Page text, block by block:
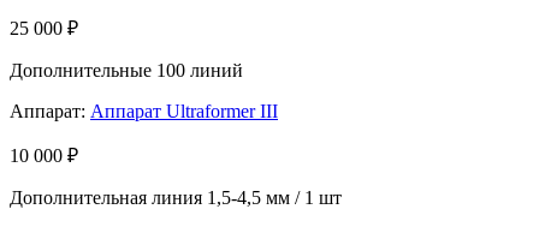
25 000 ₽
Дополнительные 100 линий
Аппарат: Аппарат Ultraformer III
10 000 ₽
Дополнительная линия 1,5-4,5 мм / 1 шт